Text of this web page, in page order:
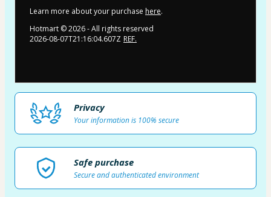
Learn more about your purchase here.
Hotmart ©2026- All rights reserved
2026-08-07T21:16:04.607Z REF.
Privacy
Your information is 100% secure
Safe purchase
Secure and authenticated environment